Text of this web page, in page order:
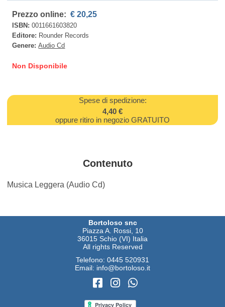
Prezzo online: € 20,25
ISBN:0011661603820
Editore: Rounder Records
Genere:Audio Cd
Non Disponibile
Spese di spedizione:
4,40 €
oppure ritiro in negozio GRATUITO
Contenuto
Musica Leggera (Audio Cd)
Bortoloso snc
Piazza A. Rossi, 10
36015 Schio (VI) Italia
All rights Reserved
Telefono: 0445 520931
Email: info@bortoloso.it